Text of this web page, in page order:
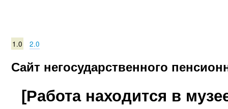
1.0 2.0
Сайт негосударственного
[Работа находится в